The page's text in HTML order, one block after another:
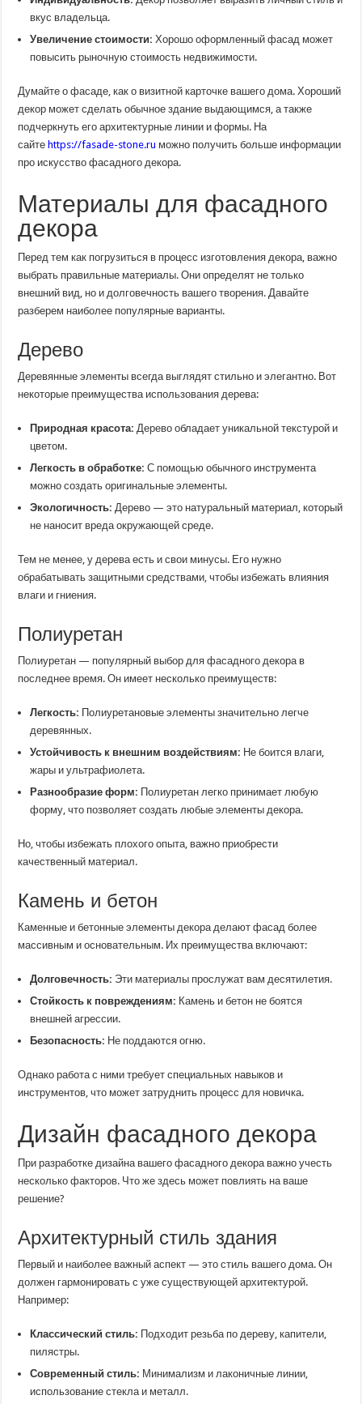
вкус владельца.
Увеличение стоимости: Хорошо оформленный фасад может
повысить рыночную стоимость недвижимости.
Думайте о фасаде, как о визитной карточке вашего дома. Хороший
декор может сделать обычное здание выдающимся, а также
подчеркнуть его архитектурные линии и формы. На
сайте https://fasade-stone.ru можно получить больше информации
про искусство фасадного декора.
Материалы для фасадного
декора
Перед тем как погрузиться в процесс изготовления декора, важно
выбрать правильные материалы. Они определят не только
внешний вид, но и долговечность вашего творения. Давайте
разберем наиболее популярные варианты.
Дерево
Деревянные элементы всегда выглядят стильно и элегантно. Вот
некоторые преимущества использования дерева:
Природная красота: Дерево обладает уникальной текстурой и
цветом.
Легкость в обработке: С помощью обычного инструмента
можно создать оригинальные элементы.
Экологичность: Дерево — это натуральный материал, который
не наносит вреда окружающей среде.
Тем не менее, у дерева есть и свои минусы. Его нужно
обрабатывать защитными средствами, чтобы избежать влияния
влаги и гниения.
Полиуретан
Полиуретан — популярный выбор для фасадного декора в
последнее время. Он имеет несколько преимуществ:
Легкость: Полиуретановые элементы значительно легче
деревянных.
Устойчивость к внешним воздействиям: Не боится влаги,
жары и ультрафиолета.
Разнообразие форм: Полиуретан легко принимает любую
форму, что позволяет создать любые элементы декора.
Но, чтобы избежать плохого опыта, важно приобрести
качественный материал.
Камень и бетон
Каменные и бетонные элементы декора делают фасад более
массивным и основательным. Их преимущества включают:
Долговечность: Эти материалы прослужат вам десятилетия.
Стойкость к повреждениям: Камень и бетон не боятся
внешней агрессии.
Безопасность: Не поддаются огню.
Однако работа с ними требует специальных навыков и
инструментов, что может затруднить процесс для новичка.
Дизайн фасадного декора
При разработке дизайна вашего фасадного декора важно учесть
несколько факторов. Что же здесь может повлиять на ваше
решение?
Архитектурный стиль здания
Первый и наиболее важный аспект — это стиль вашего дома. Он
должен гармонировать с уже существующей архитектурой.
Например:
Классический стиль: Подходит резьба по дереву, капители,
пилястры.
Современный стиль: Минимализм и лаконичные линии,
использование стекла и металл.